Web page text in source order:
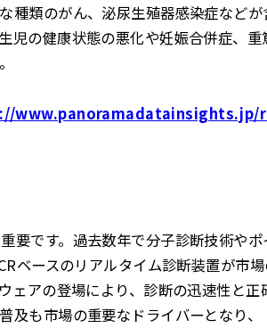
種類のがん、泌尿生殖器感染症などが
児の健康状態の悪化や妊娠合併症、重
www.panoramadatainsights.jp/
要です。過去数年で分子診断技術やポ
ベースのリアルタイム診断装置が市
ェアの登場により、診断の迅速性と正
も市場の重要なドライバーとなり、